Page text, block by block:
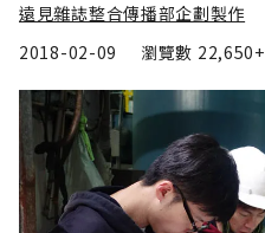
遠見雜誌整合傳播部企劃製作
2018-02-09
瀏覽數 22,650+